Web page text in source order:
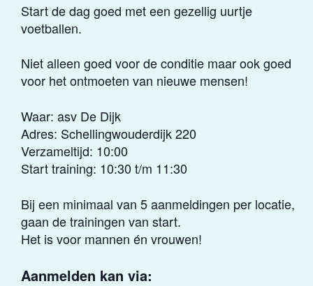
Start de dag goed met een gezellig uurtje
voetballen.
Niet alleen goed voor de conditie maar ook goed
voor het ontmoeten van nieuwe mensen!
Waar: asv De Dijk
Adres: Schellingwouderdijk 220
Verzameltijd: 10:00
Start training: 10:30 t/m 11:30
Bij een minimaal van 5 aanmeldingen per locatie,
gaan de trainingen van start.
Het is voor mannen én vrouwen!
Aanmelden kan via: